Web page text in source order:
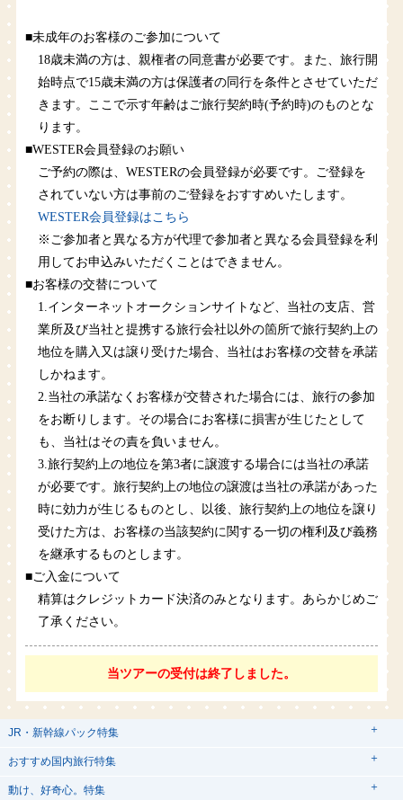
■未成年のお客様のご参加について
18歳未満の方は、親権者の同意書が必要です。また、旅行開
始時点で15歳未満の方は保護者の同行を条件とさせていただ
きます。ここで示す年齢はご旅行契約時(予約時)のものとな
ります。
■WESTER会員登録のお願い
ご予約の際は、WESTERの会員登録が必要です。ご登録を
されていない方は事前のご登録をおすすめいたします。
WESTER会員登録はこちら
※ご参加者と異なる方が代理で参加者と異なる会員登録を利
用してお申込みいただくことはできません。
■お客様の交替について
1.インターネットオークションサイトなど、当社の支店、営
業所及び当社と提携する旅行会社以外の箇所で旅行契約上の
地位を購入又は譲り受けた場合、当社はお客様の交替を承諾
しかねます。
2.当社の承諾なくお客様が交替された場合には、旅行の参加
をお断りします。その場合にお客様に損害が生じたとして
も、当社はその責を負いません。
3.旅行契約上の地位を第3者に譲渡する場合には当社の承諾
が必要です。旅行契約上の地位の譲渡は当社の承諾があった
時に効力が生じるものとし、以後、旅行契約上の地位を譲り
受けた方は、お客様の当該契約に関する一切の権利及び義務
を継承するものとします。
■ご入金について
精算はクレジットカード決済のみとなります。あらかじめご
了承ください。
当ツアーの受付は終了しました。
JR・新幹線パック特集
tabiwaスペシャル
日帰りTrip
おすすめ国内旅行特集
ユニバーサル・スタジオ・ジャパンへの旅
動け、好奇心。特集